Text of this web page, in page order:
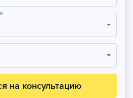
на консультацию